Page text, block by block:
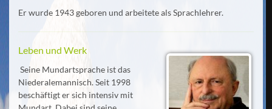
Er wurde 1943 geboren und arbeitete als Sprachlehrer.
Leben und Werk
Seine Mundartsprache ist das
Niederalemannisch. Seit 1998
beschäftigt er sich intensiv mit